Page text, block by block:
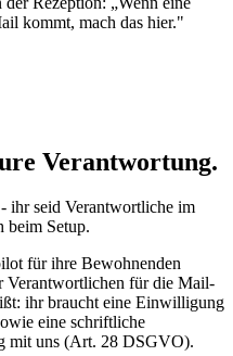
kommt, mach das hier."
Verantwortung.
ihr seid Verantwortliche im
beim Setup.
für ihre Bewohnenden
für die Mail-
ihr braucht eine Einwilligung
eine schriftliche
mit uns (Art. 28 DSGVO).